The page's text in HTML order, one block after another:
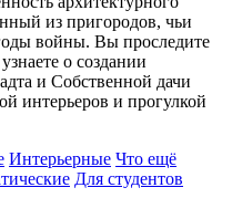
из пригородов, чьи
войны. Вы проследите
о создании
и Собственной дачи
интерьеров и прогулкой
Интерьерные Что ещё
Для студентов